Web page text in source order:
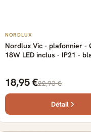
NORDLUX
Nordlux Vic - plafonnier -
18W LED inclus - IP21 -
18,95 €22,93 €
Détail